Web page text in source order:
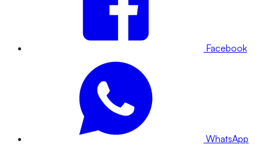
Facebook
WhatsApp